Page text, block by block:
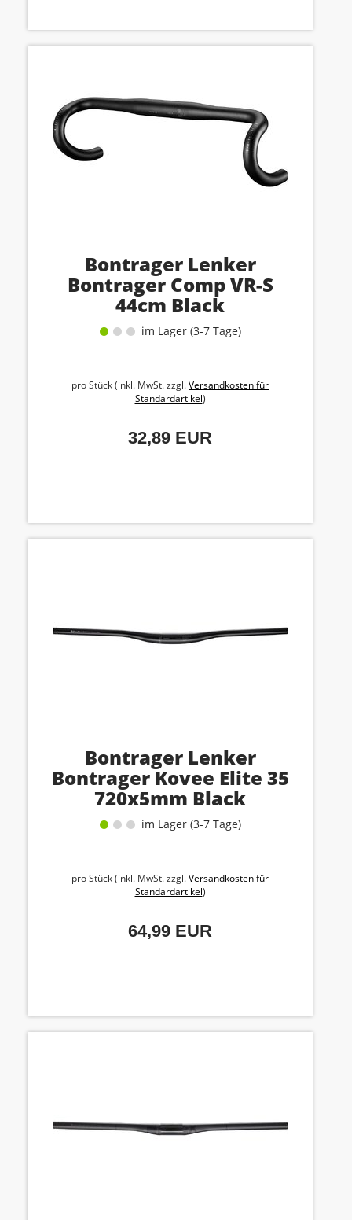
Bontrager Lenker
Bontrager Comp VR-S
44cm Black
im Lager (3-7 Tage)
pro Stück (inkl. MwSt. zzgl.Versandkosten für
Standardartikel)
32,89 EUR
Bontrager Lenker
Bontrager Kovee Elite 35
720x5mm Black
im Lager (3-7 Tage)
pro Stück (inkl. MwSt. zzgl.Versandkosten für
Standardartikel)
64,99 EUR